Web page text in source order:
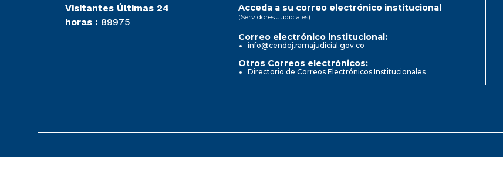
Visitantes Últimas 24
horas : 89975
Acceda a su correo electrónico institucional
(Servidores Judiciales)
Correo electrónico institucional:
info@cendoj.ramajudicial.gov.co
Otros Correos electrónicos:
Directorio de Correos Electrónicos Institucionales